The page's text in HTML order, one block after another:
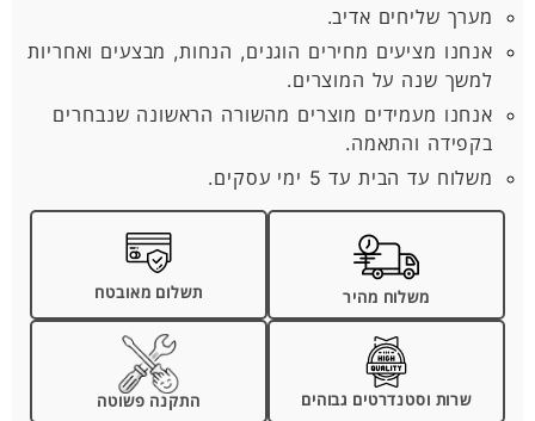
מערך שליחים אדיב.
אנחנו מציעים מחירים הוגנים, הנחות, מבצעים ואחריות
למשך שנה על המוצרים.
אנחנו מעמידים מוצרים מהשורה הראשונה שנבחרים
בקפידה והתאמה.
משלוח עד הבית עד 5 ימי עסקים.
משלוח מהיר תשלום מאובטח
שרות וסטנדרטים גבוהים התקנה פשוטה